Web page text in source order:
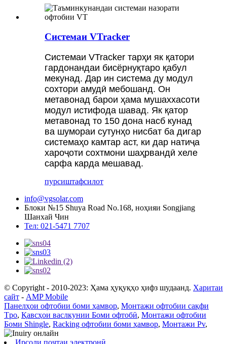
Системаи VTracker
Системаи VTracker тарҳи як қатори
гардонандаи бисёрнуқтаро қабул
мекунад. Дар ин система ду модул
сохтори амудӣ мебошанд. Он
метавонад барои ҳама мушаххасоти
модул истифода шавад. Як қатор
метавонад то 150 дона насб кунад
ва шумораи сутунҳо нисбат ба дигар
системаҳо камтар аст, ки дар натиҷа
хароҷоти сохтмони шаҳрвандӣ хеле
сарфа карда мешавад.
пурсиштафсилот
info@vgsolar.com
Блоки №15 Shuya Road No.168, ноҳияи Songjiang
Шанхай Чин
Тел: 021-5471 7707
© Copyright - 2010-2023: Ҳама ҳуқуқҳо ҳифз шудаанд. Харитаи
сайт - AMP Mobile
Панелҳои офтобии боми ҳамвор, Монтажи офтобии сақфи
Tpo, Қавсҳои васлкунии Боми офтобӣ, Монтажи офтобии
Боми Shingle, Racking офтобии боми ҳамвор, Монтажи Pv,
Ирсоли почтаи электронӣ